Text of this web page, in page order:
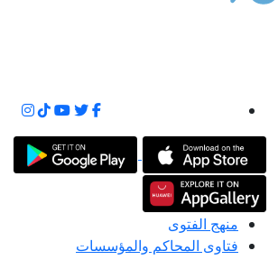
منهج الفتوى
فتاوى المحاكم والمؤسسات